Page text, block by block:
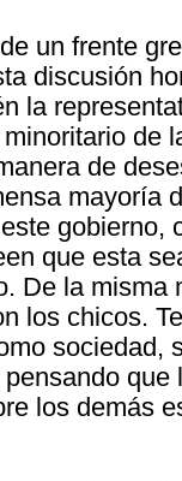
un frente
discusión
la
de
de
mayoría
gobierno,
que esta
De la misma
los chicos.
sociedad,
que
los demás